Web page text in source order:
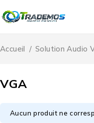
VGA
Accueil / Solution Audio
Aucun produit ne